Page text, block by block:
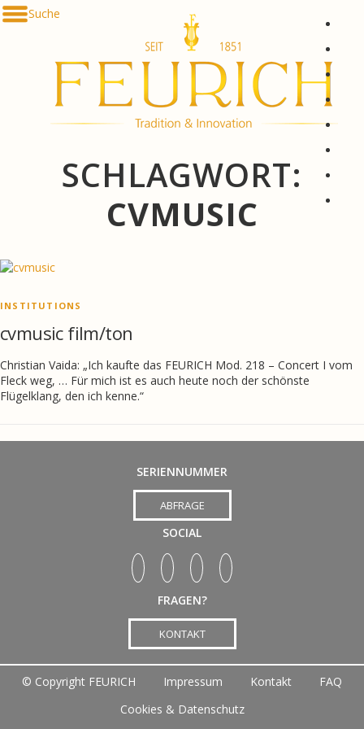
Direkt zum Inhalt
Suche
SCHLAGWORT:
CVMUSIC
INSTITUTIONS
cvmusic film/ton
Christian Vaida: „Ich kaufte das FEURICH Mod. 218 – Concert I vom
Fleck weg, … Für mich ist es auch heute noch der schönste
Flügelklang, den ich kenne.“
SERIENNUMMER
ABFRAGE
SOCIAL
FRAGEN?
KONTAKT
© Copyright FEURICH Impressum Kontakt
FAQ
Cookies & Datenschutz